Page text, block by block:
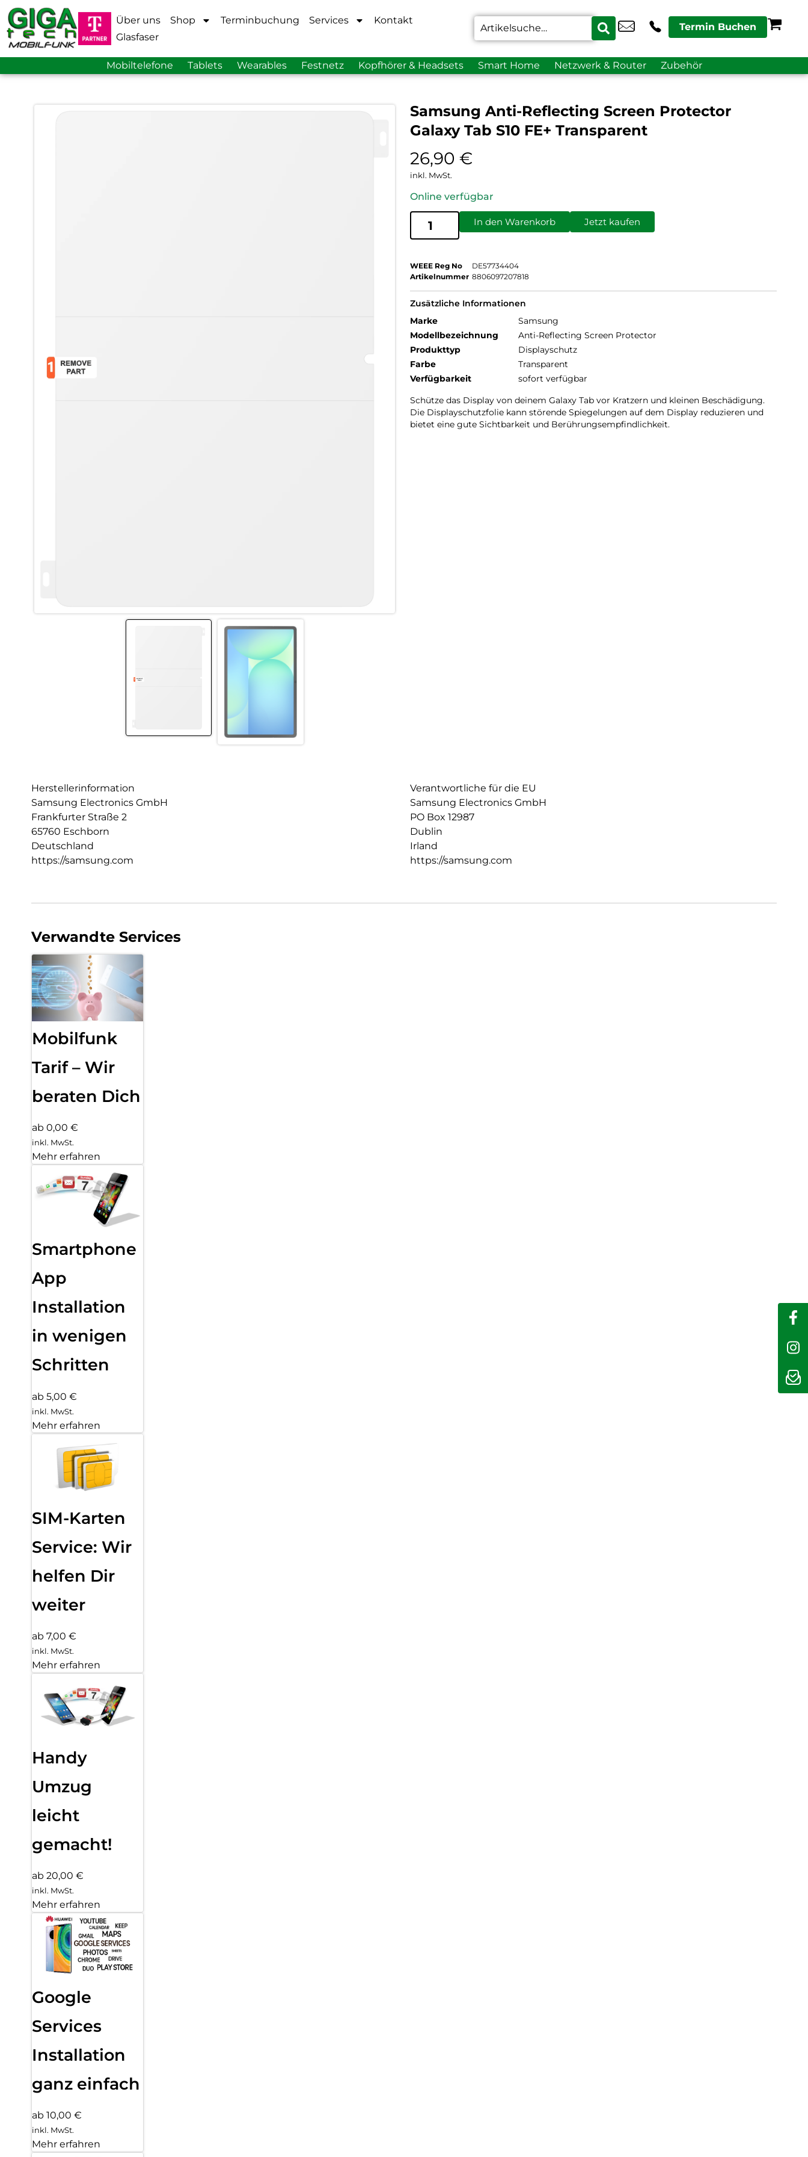
Über uns Shop Terminbuchung Services
Kontakt
Glasfaser
Termin Buchen
Mobiltelefone Tablets Wearables Festnetz Kopfhörer & Headsets Smart Home Netzwerk & Router Zubehör
Samsung Anti-Reflecting Screen Protector
Galaxy Tab S10 FE+ Transparent
26,90 €
inkl. MwSt.
Online verfügbar
In den Warenkorb Jetzt kaufen
WEEE Reg No
DE57734404
Artikelnummer 8806097207818
Zusätzliche Informationen
Marke
Samsung
Modellbezeichnung
Anti-Reflecting Screen Protector
Produkttyp
Displayschutz
Farbe
Transparent
Verfügbarkeit
sofort verfügbar
Schütze das Display von deinem Galaxy Tab vor Kratzern und kleinen Beschädigung.
Die Displayschutzfolie kann störende Spiegelungen auf dem Display reduzieren und
bietet eine gute Sichtbarkeit und Berührungsempfindlichkeit.
Herstellerinformation
Samsung Electronics GmbH
Frankfurter Straße 2
65760 Eschborn
Deutschland
https://samsung.com
Verantwortliche für die EU
Samsung Electronics GmbH
PO Box 12987
Dublin
Irland
https://samsung.com
Verwandte Services
Mobilfunk
Tarif – Wir
beraten Dich
ab 0,00 €
inkl. MwSt.
Mehr erfahren
Smartphone
App
Installation
in wenigen
Schritten
ab 5,00 €
inkl. MwSt.
Mehr erfahren
SIM-Karten
Service: Wir
helfen Dir
weiter
ab 7,00 €
inkl. MwSt.
Mehr erfahren
Handy
Umzug
leicht
gemacht!
ab 20,00 €
inkl. MwSt.
Mehr erfahren
Google
Services
Installation
ganz einfach
ab 10,00 €
inkl. MwSt.
Mehr erfahren